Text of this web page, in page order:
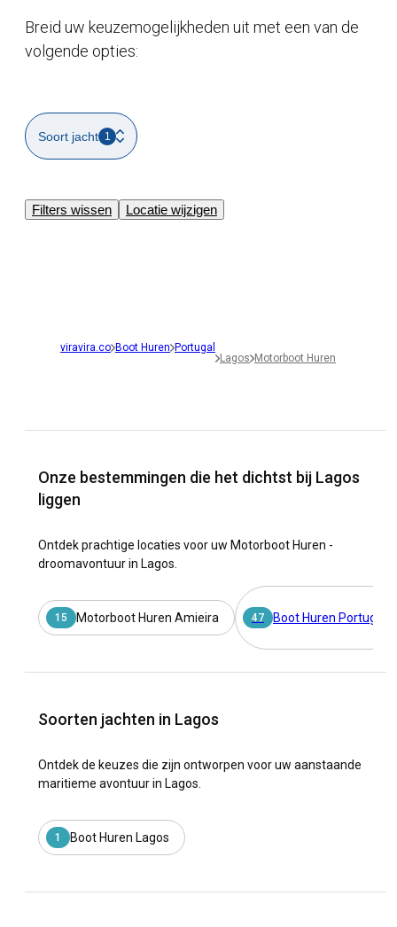
Breid uw keuzemogelijkheden uit met een van de
volgende opties:
Soort jacht 1
Filters wissen Locatie wijzigen
viravira.co Boot Huren Portugal
Lagos Motorboot Huren
Onze bestemmingen die het dichtst bij Lagos
liggen
Ontdek prachtige locaties voor uw Motorboot Huren -
droomavontuur in Lagos.
15 Motorboot Huren Amieira 47 Boot Huren Portugal
Soorten jachten in Lagos
Ontdek de keuzes die zijn ontworpen voor uw aanstaande
maritieme avontuur in Lagos.
1 Boot Huren Lagos